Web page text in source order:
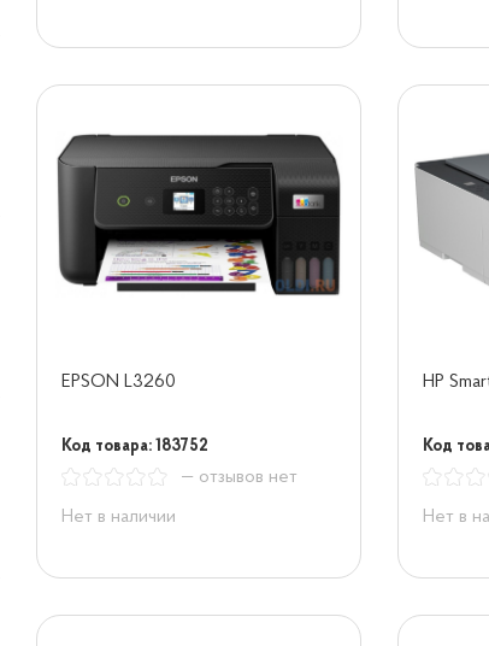
EPSON L3260
Код товара: 183752
— отзывов нет
Нет в наличии
HP
Код
Нет в